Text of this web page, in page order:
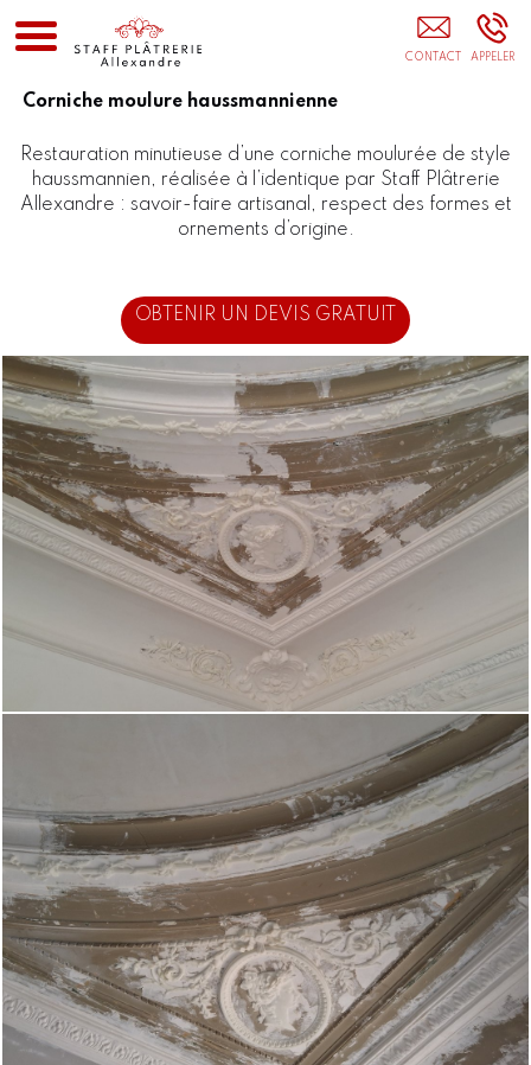
Aménagement Intérieur Paris Meaux Torcy Seine-
Corniche moulure haussmannienne
Restauration minutieuse d’une corniche moulurée de style
haussmannien, réalisée à l’identique par Staff Plâtrerie
Allexandre : savoir-faire artisanal, respect des formes et
ornements d’origine.
OBTENIR UN DEVIS GRATUIT